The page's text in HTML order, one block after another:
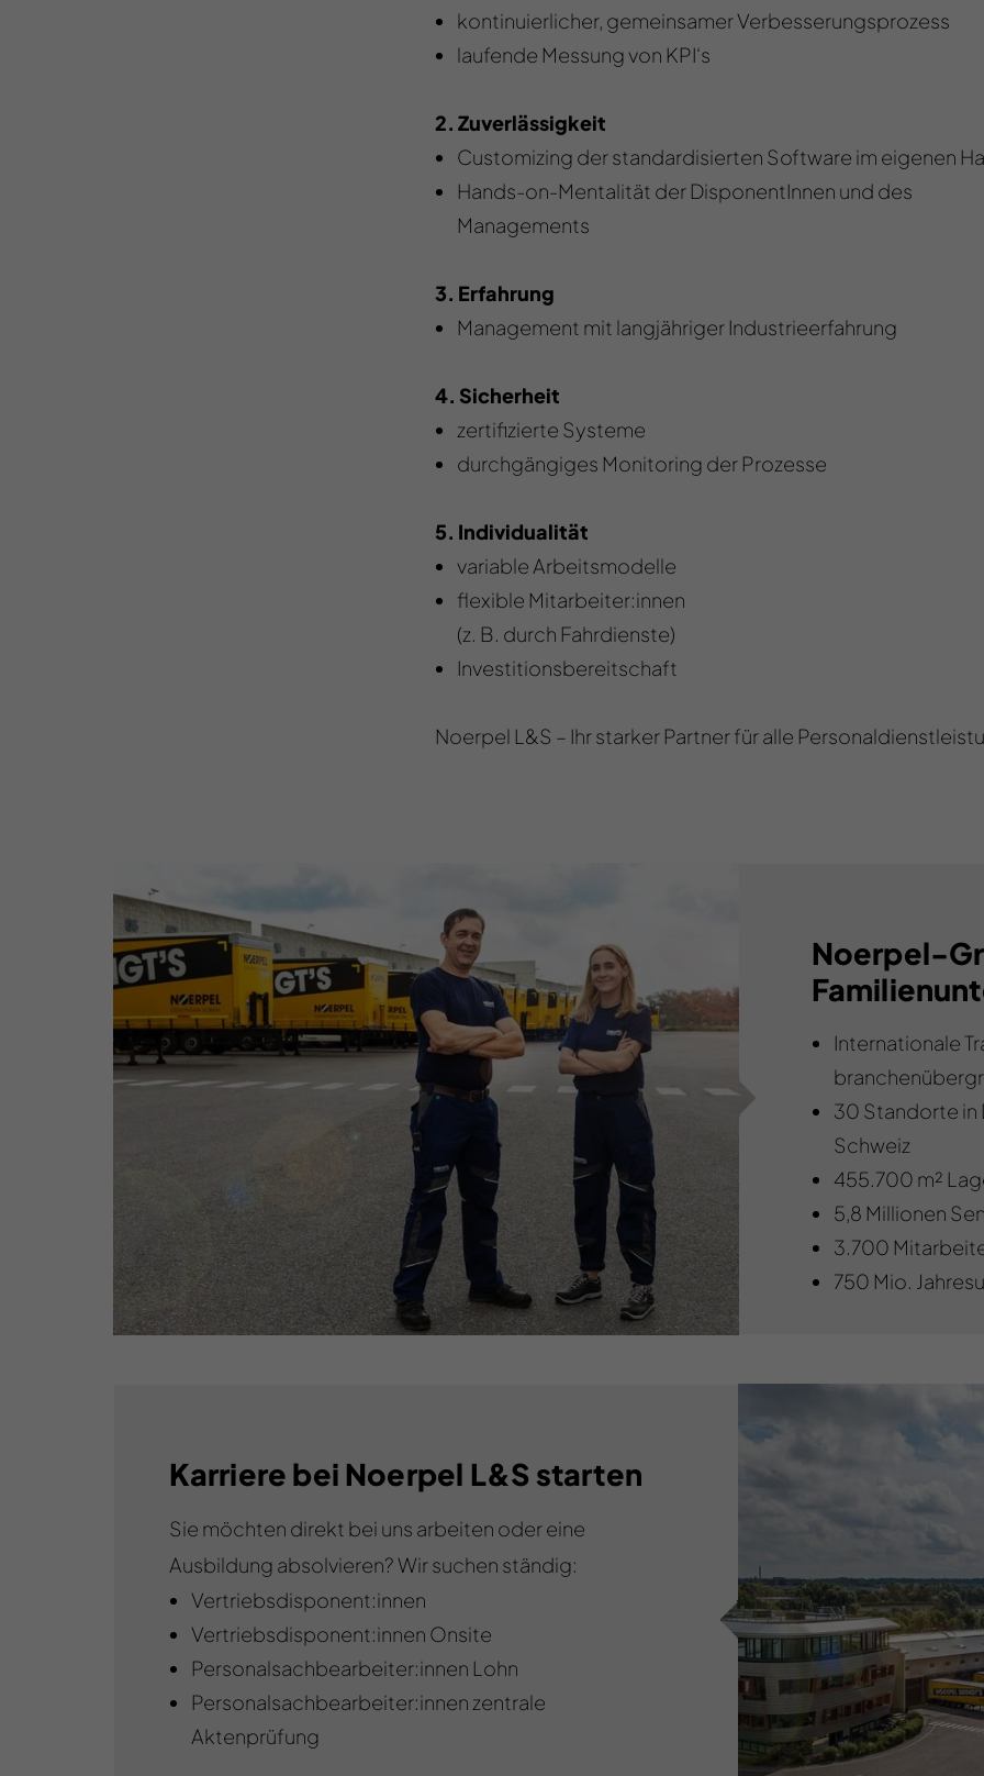
kontinuierlicher, gemeinsamer Verbesserungsprozess
laufende Messung von KPI‘s
2. Zuverlässigkeit
Customizing der standardisierten Software im eigenen
Hands-on-Mentalität der DisponentInnen und des
Managements
3. Erfahrung
Management mit langjähriger Industrieerfahrung
4. Sicherheit
zertifizierte Systeme
durchgängiges Monitoring der Prozesse
5. Individualität
variable Arbeitsmodelle
flexible Mitarbeiter:innen
(z. B. durch Fahrdienste)
Investitionsbereitschaft
Noerpel L&S – Ihr starker Partner für alle
Noerpel-
Internationale
30 Standorte in
Schweiz
455.700 m²
5,8 Millionen
3.700
750 Mio.
Karriere bei Noerpel L&S starten
Sie möchten direkt bei uns arbeiten oder eine
Ausbildung absolvieren? Wir suchen ständig:
Vertriebsdisponent:innen
Vertriebsdisponent:innen Onsite
Personalsachbearbeiter:innen Lohn
Personalsachbearbeiter:innen zentrale
Aktenprüfung